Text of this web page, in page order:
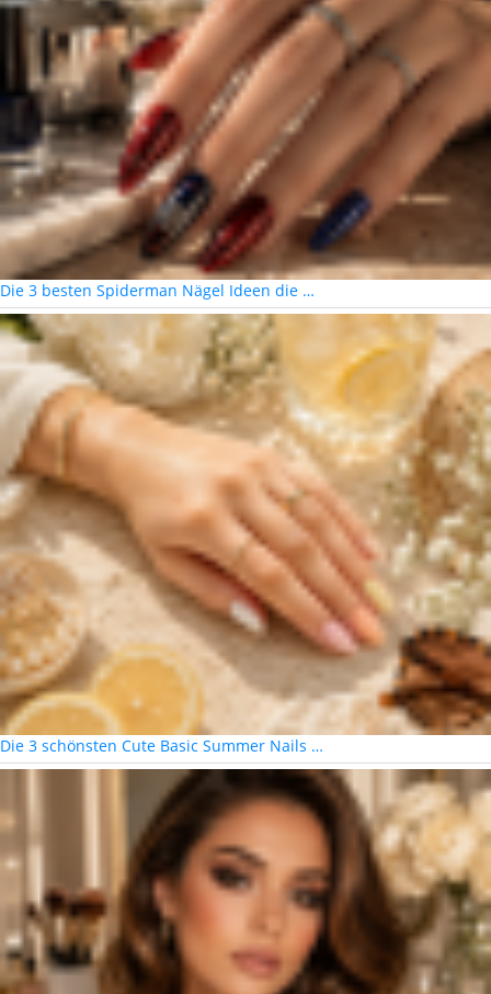
Die 3 besten Spiderman Nägel Ideen die …
Die 3 schönsten Cute Basic Summer Nails …